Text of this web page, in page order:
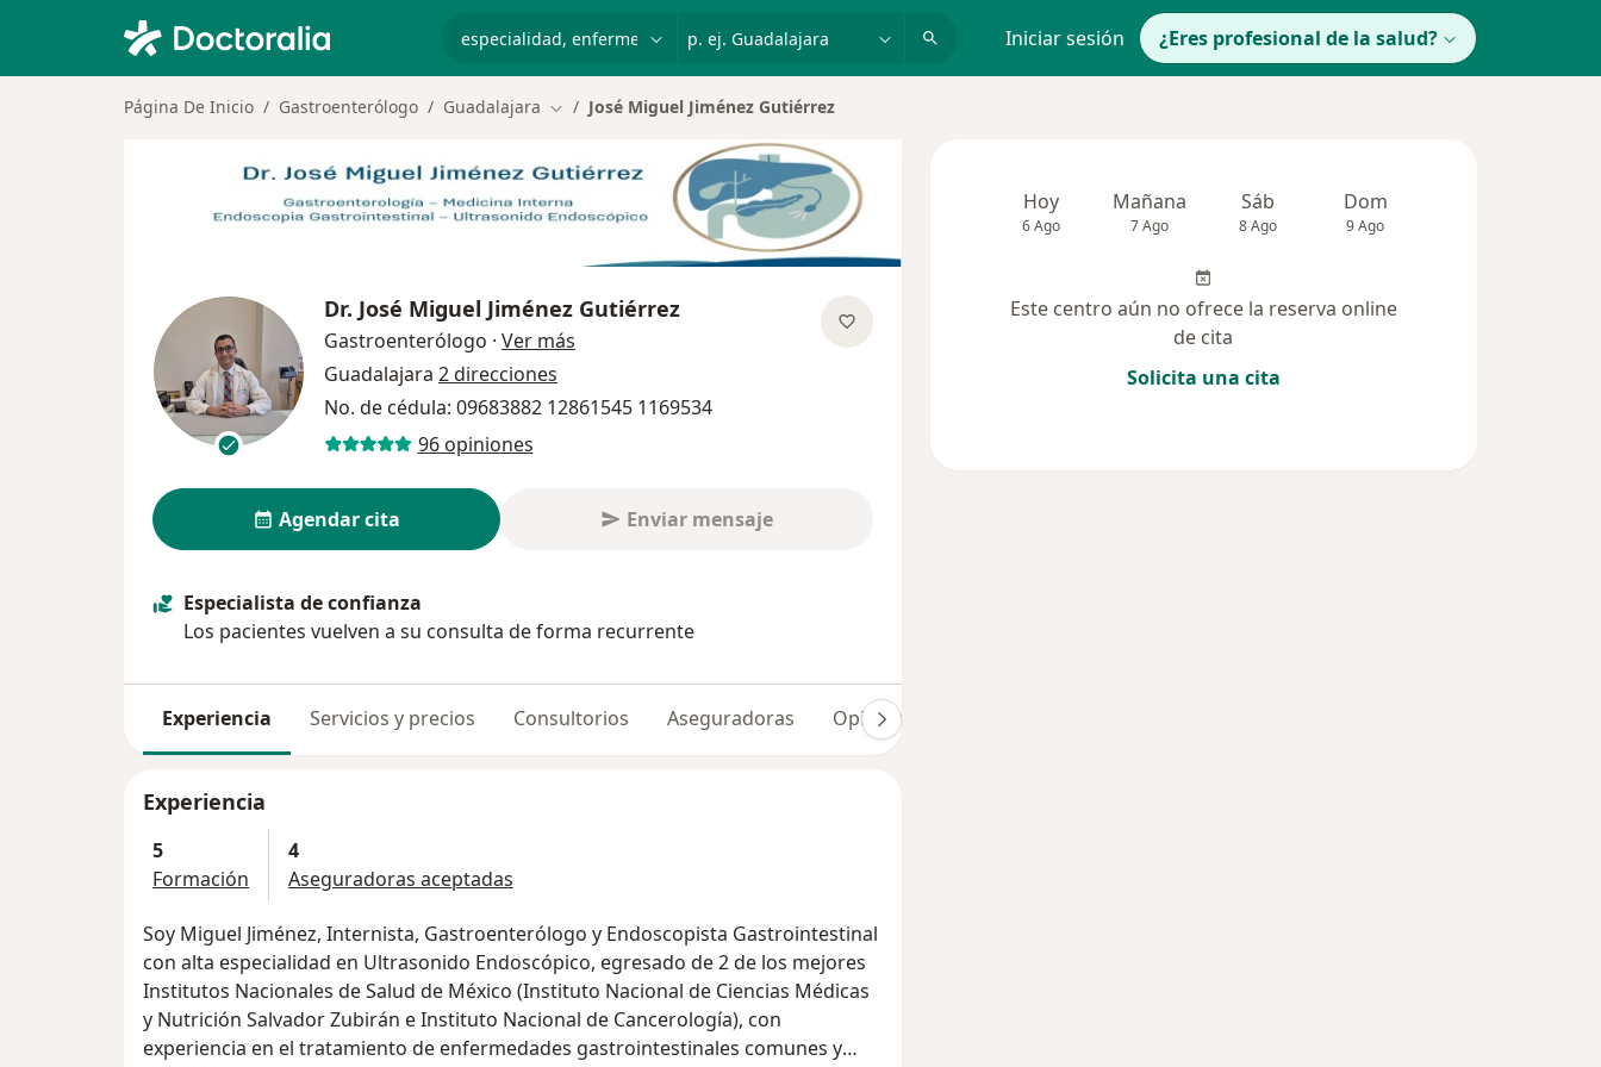
Iniciar sesión ¿Eres profesional de la salud?
Página De Inicio Gastroenterólogo Guadalajara Cambiar de ciudad
José Miguel Jiménez Gutiérrez
Dr. José Miguel Jiménez Gutiérrez
Gastroenterólogo · Ver más
Guadalajara 2 direcciones
No. de cédula: 09683882 12861545 1169534
96 opiniones
Agendar cita Enviar mensaje
Especialista de confianza
Los pacientes vuelven a su consulta de forma recurrente
Experiencia Servicios y precios Consultorios Aseguradoras Opiniones (96)
Experiencia
5
Formación
4
Aseguradoras aceptadas
Soy Miguel Jiménez, Internista, Gastroenterólogo y Endoscopista Gastrointestinal
con alta especialidad en Ultrasonido Endoscópico, egresado de 2 de los mejores
Institutos Nacionales de Salud de México (Instituto Nacional de Ciencias Médicas
y Nutrición Salvador Zubirán e Instituto Nacional de Cancerología), con
experiencia en el tratamiento de enfermedades gastrointestinales comunes y
Hoy
6 Ago
Mañana
7 Ago
Sáb
8 Ago
Dom
9 Ago
Este centro aún no ofrece la reserva online
de cita
Solicita una cita